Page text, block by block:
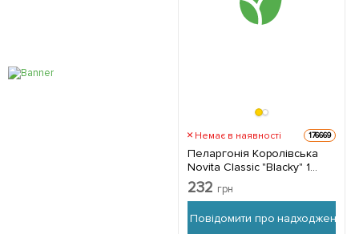
Немає в наявності 176669
Пеларгонія Королівська
Novita Classic "Blacky" 1
саджанець в упаковці
232 грн
Повідомити про надходження